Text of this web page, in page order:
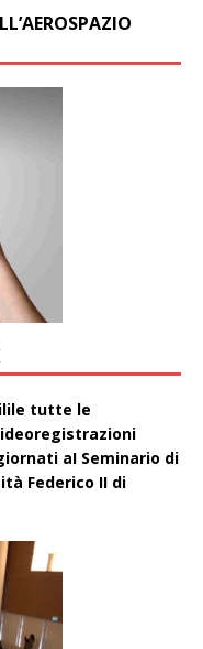
tutte le
aI Seminario di
Federico II di